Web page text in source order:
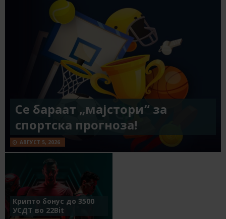
Се бараат „мајстори“ за
спортска прогноза!
АВГУСТ 5, 2026
Крипто бонус до 3500
УСДТ во 22Bit